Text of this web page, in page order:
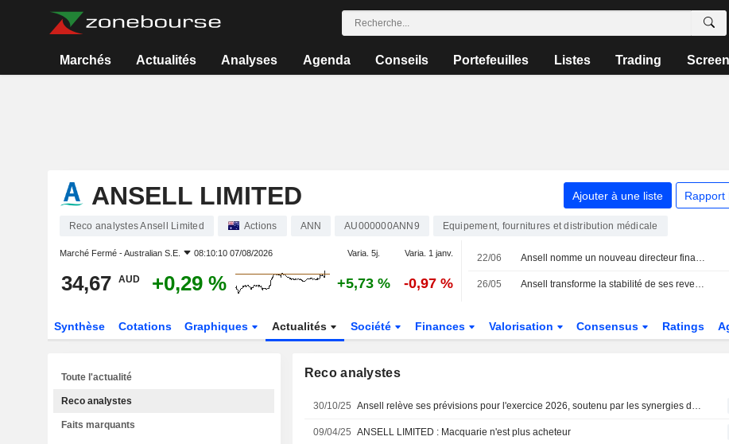
Marchés Actualités Analyses Agenda Conseils Portefeuilles Listes Trading
ANSELL LIMITED Ajouter à une liste Rapport
Reco analystes Ansell Limited Actions ANN AU000000ANN9 Equipement, fournitures et distribution médicale
Marché Fermé -Australian S.E. 08:10:10 07/08/2026 Varia. 5j. Varia. 1 janv.
34,67 AUD +0,29 % +5,73 % -0,97 %
22/06 Ansell nomme un nouveau directeur financier
26/05 Ansell transforme la stabilité de ses revenus en une solide croissance des bénéfices
Synthèse Cotations Graphiques Actualités Société Finances Valorisation Consensus Ratings
Reco analystes
30/10/25 Ansell relève ses prévisions pour l'exercice 2026, soutenu par les synergies de KBU et un effet de change favorable, selon Jefferies
09/04/25 ANSELL LIMITED : Macquarie n'est plus acheteur
Toute l'actualité
Reco analystes
Faits marquants